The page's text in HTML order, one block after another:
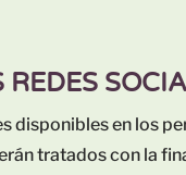
REDES
disponibles en los
tratados con la